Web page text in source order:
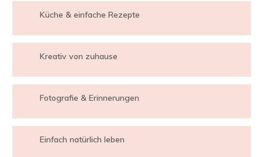
Küche & einfache Rezepte
Kreativ von zuhause
Fotografie & Erinnerungen
Einfach natürlich leben